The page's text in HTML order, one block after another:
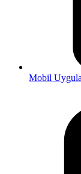
Mobil